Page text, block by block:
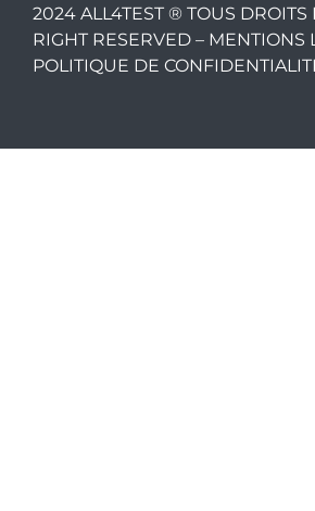
2024 ALL4TEST ® TOUS DROITS
RIGHT RESERVED – MENTIONS
POLITIQUE DE